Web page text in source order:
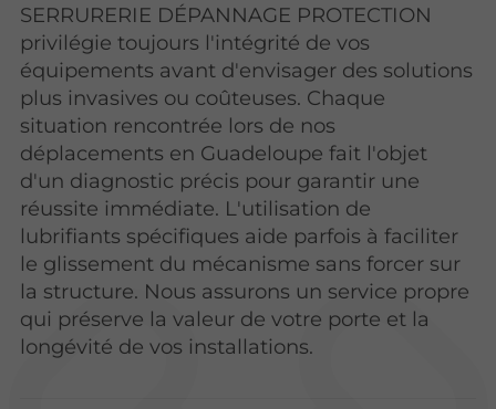
SERRURERIE DÉPANNAGE PROTECTION
privilégie toujours l'intégrité de vos
équipements avant d'envisager des solutions
plus invasives ou coûteuses. Chaque
situation rencontrée lors de nos
déplacements en Guadeloupe fait l'objet
d'un diagnostic précis pour garantir une
réussite immédiate. L'utilisation de
lubrifiants spécifiques aide parfois à faciliter
le glissement du mécanisme sans forcer sur
la structure. Nous assurons un service propre
qui préserve la valeur de votre porte et la
longévité de vos installations.